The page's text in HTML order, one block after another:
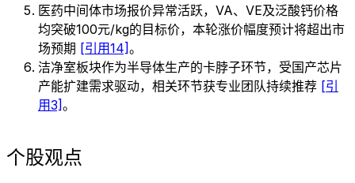
医药中间体市场报价异常活跃，VA、VE及泛酸钙价格
均突破100元/kg的目标价，本轮涨价幅度预计将超出市
场预期 [引用14]。
洁净室板块作为半导体生产的卡脖子环节，受国产芯片
产能扩建需求驱动，相关环节获专业团队持续推荐 [引
用3]。
个股观点